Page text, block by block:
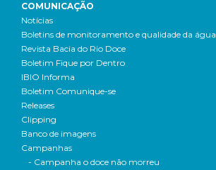
COMUNICAÇÃO
Notícias
Boletins de monitoramento e qualidade da água
Revista Bacia do Rio Doce
Boletim Fique por Dentro
IBIO Informa
Boletim Comunique-se
Releases
Clipping
Banco de imagens
Campanhas
- Campanha o doce não morreu